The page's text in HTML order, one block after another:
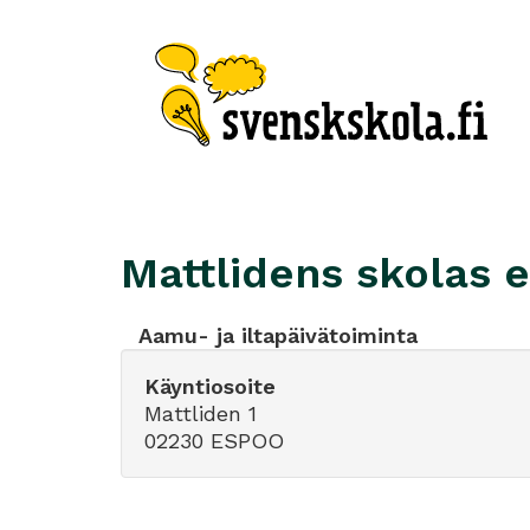
Mattlidens skolas
Aamu- ja iltapäivätoiminta
Käyntiosoite
Mattliden 1
02230 ESPOO